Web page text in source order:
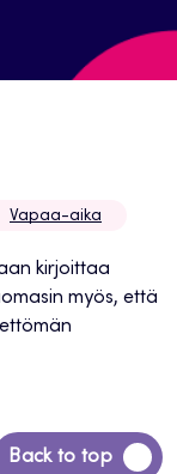
Vapaa-aika
kirjoittaa
myös, että
Back to top
Siirry